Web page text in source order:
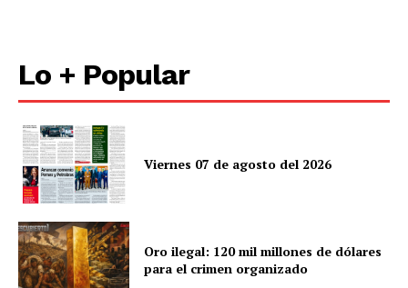
Lo + Popular
Viernes 07 de agosto del 2026
Oro ilegal: 120 mil millones de dólares
para el crimen organizado